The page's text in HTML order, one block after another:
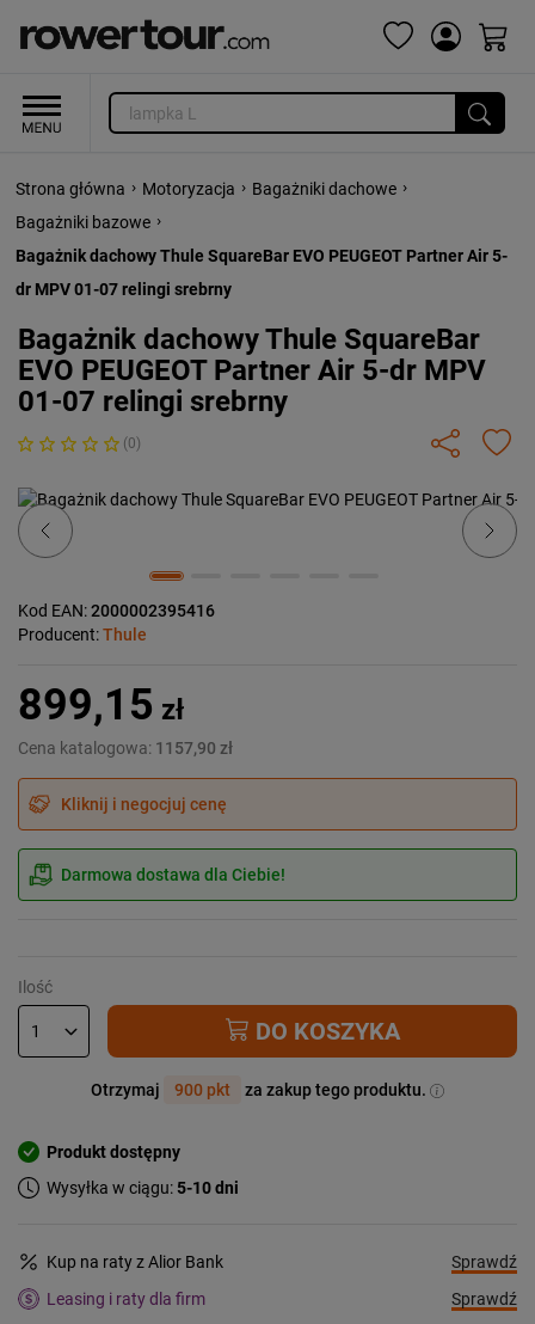
Strona główna › Motoryzacja › Bagażniki dachowe ›
Bagażniki bazowe ›
Bagażnik dachowy Thule SquareBar EVO PEUGEOT Partner Air 5-
dr MPV 01-07 relingi srebrny
Bagażnik dachowy Thule SquareBar
EVO PEUGEOT Partner Air 5-dr MPV
01-07 relingi srebrny
(0)
Previous Next
Kod EAN:2000002395416
Producent:Thule
899,15 zł
Cena katalogowa: 1157,90 zł
Kliknij i negocjuj cenę
Darmowa dostawa dla Ciebie!
Ilość
DO KOSZYKA
Otrzymaj 900 pkt za zakup tego produktu.
Produkt dostępny
Wysyłka w ciągu:5-10 dni
Kup na raty z Alior Bank
Sprawdź
Leasing i raty dla firm
Sprawdź